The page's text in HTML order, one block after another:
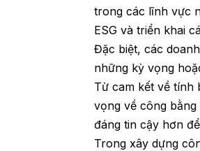
trong các lĩnh vực
ESG và triển khai
Đặc biệt, các
những kỳ vọng
Từ cam kết về tính
vọng về công
đáng tin cậy hơn
Trong xây dựng